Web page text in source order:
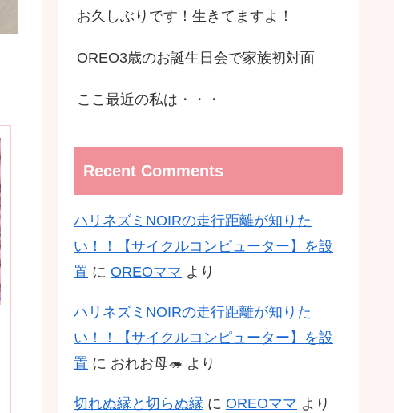
お久しぶりです！生きてますよ！
OREO3歳のお誕生日会で家族初対面
ここ最近の私は・・・
Recent Comments
ハリネズミNOIRの走行距離が知りた
い！！【サイクルコンピューター】を設
置 に OREOママ より
ハリネズミNOIRの走行距離が知りた
い！！【サイクルコンピューター】を設
置 に おれお母🦔 より
切れぬ縁と切らぬ縁 に OREOママ より